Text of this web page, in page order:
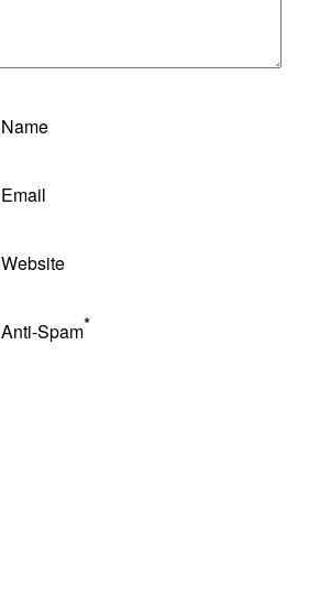
Name
Email
Website
Anti-Spam*